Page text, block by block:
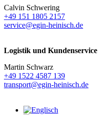
Calvin Schwering
+49 151 1805 2157
service@egin-heinisch.de
Logistik und Kundenservice
Martin Schwarz
+49 1522 4587 139
transport@egin-heinisch.de